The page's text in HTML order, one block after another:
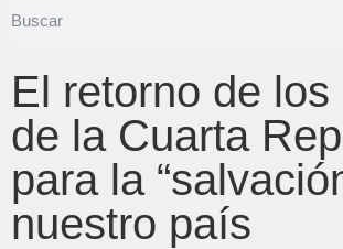
El retorno de
de la Cuarta
para la
nuestro país